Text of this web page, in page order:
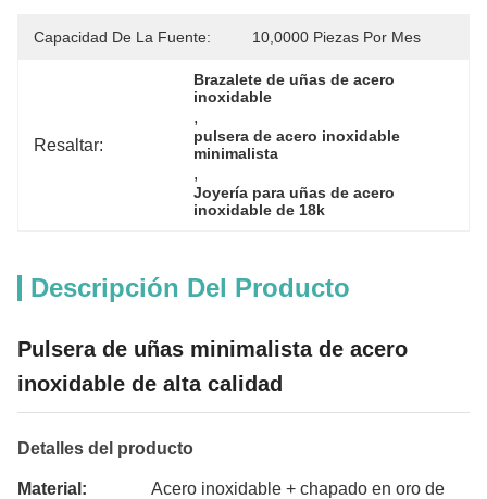
Capacidad De La Fuente: 10,0000 Piezas Por Mes
Resaltar:
Brazalete de uñas de acero
inoxidable
,
pulsera de acero inoxidable
minimalista
,
Joyería para uñas de acero
inoxidable de 18k
Descripción Del Producto
Pulsera de uñas minimalista de acero
inoxidable de alta calidad
Detalles del producto
Material: Acero inoxidable + chapado en oro de